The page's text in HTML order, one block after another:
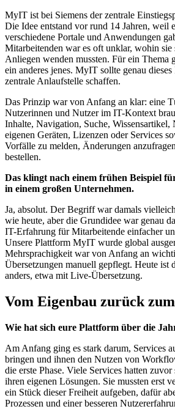
MyIT ist bei Siemens der zentrale
Die Idee entstand vor rund 14 Jahren, weil
verschiedene Portale und Anwendungen
Mitarbeitenden war es oft unklar, wohin
Anliegen wenden mussten. Für ein Thema
ein anderes jenes. MyIT sollte genau
zentrale Anlaufstelle schaffen.
Das Prinzip war von Anfang an klar: eine
Nutzerinnen und Nutzer im IT-Kontext
Inhalte, Navigation, Suche, Wissensartikel,
eigenen Geräten, Lizenzen oder Services
Vorfälle zu melden, Änderungen
bestellen.
Das klingt nach einem frühen Beispiel
in einem großen Unternehmen.
Ja, absolut. Der Begriff war damals
wie heute, aber die Grundidee war genau
IT-Erfahrung für Mitarbeitende einfacher
Unsere Plattform MyIT wurde global
Mehrsprachigkeit war von Anfang an
Übersetzungen manuell gepflegt. Heute ist
anders, etwa mit Live-Übersetzung.
Vom Eigenbau zurück
Wie hat sich eure Plattform über die
Am Anfang ging es stark darum, Services
bringen und ihnen den Nutzen von
die erste Phase. Viele Services hatten
ihren eigenen Lösungen. Sie mussten erst
ein Stück dieser Freiheit aufgeben, dafür
Prozessen und einer besseren